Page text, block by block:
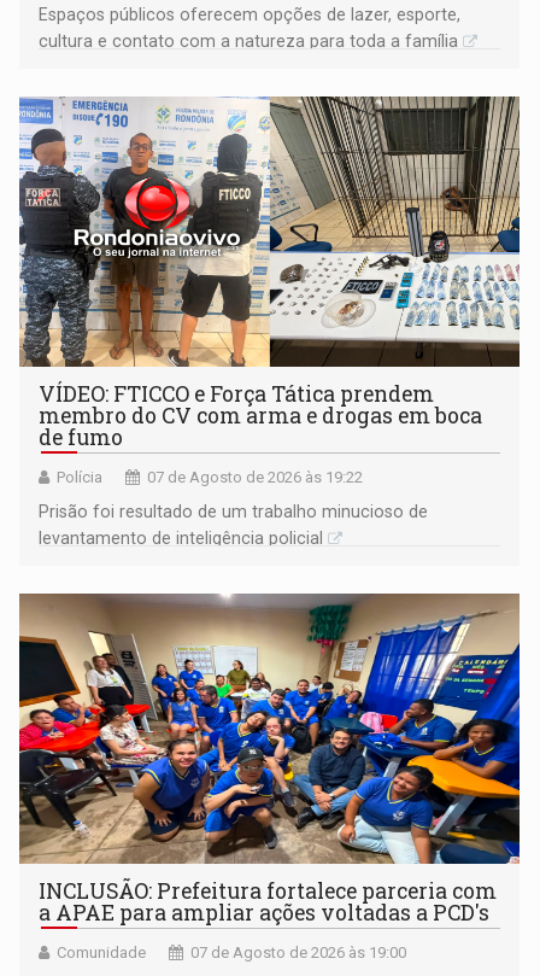
Espaços públicos oferecem opções de lazer, esporte,
cultura e contato com a natureza para toda a família
VÍDEO: FTICCO e Força Tática prendem
membro do CV com arma e drogas em boca
de fumo
Polícia 07 de Agosto de 2026 às 19:22
Prisão foi resultado de um trabalho minucioso de
levantamento de inteligência policial
INCLUSÃO: Prefeitura fortalece parceria com
a APAE para ampliar ações voltadas a PCD's
Comunidade 07 de Agosto de 2026 às 19:00